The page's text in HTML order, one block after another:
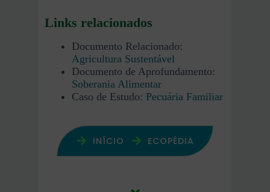
Links relacionados
Documento Relacionado:
Agricultura Sustentável
Documento de Aprofundamento:
Soberania Alimentar
Caso de Estudo: Pecuária Familiar
INÍCIO ECOPÉDIA